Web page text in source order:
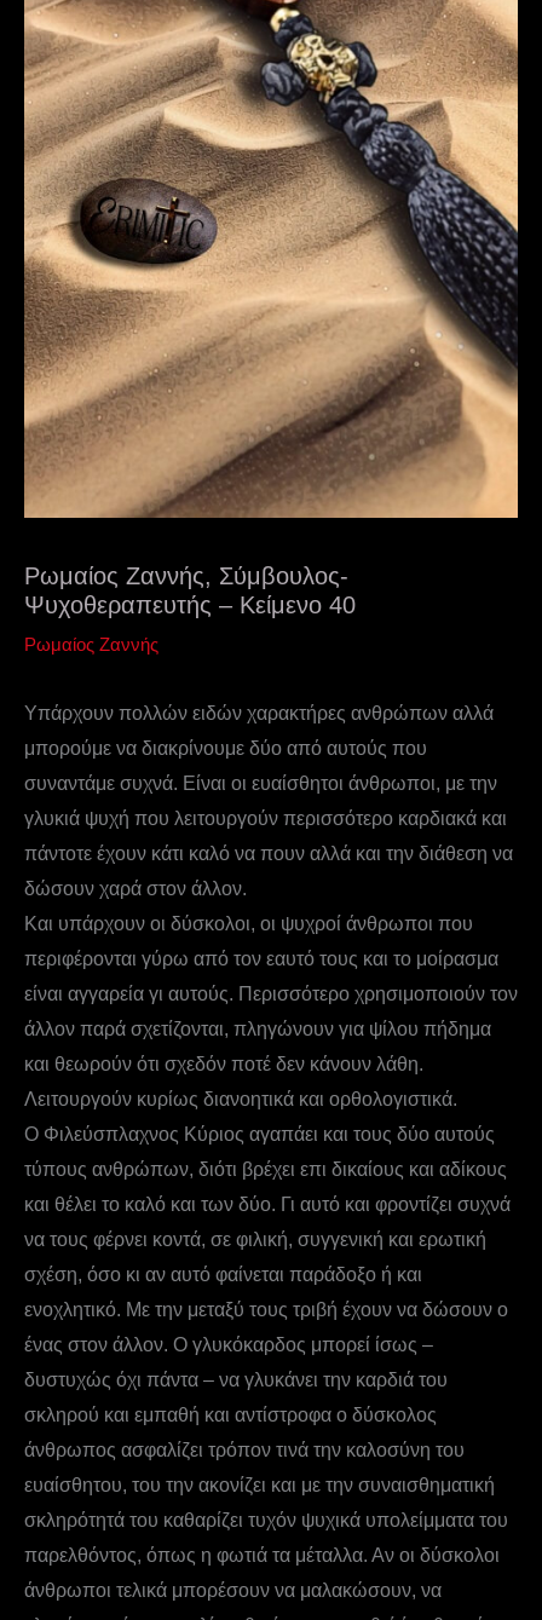
Ρωμαίος Ζαννής, Σύμβουλος-
Ψυχοθεραπευτής – Κείμενο 40
Ρωμαίος Ζαννής
Υπάρχουν πολλών ειδών χαρακτήρες ανθρώπων αλλά
μπορούμε να διακρίνουμε δύο από αυτούς που
συναντάμε συχνά. Είναι οι ευαίσθητοι άνθρωποι, με την
γλυκιά ψυχή που λειτουργούν περισσότερο καρδιακά και
πάντοτε έχουν κάτι καλό να πουν αλλά και την διάθεση να
δώσουν χαρά στον άλλον.
Και υπάρχουν οι δύσκολοι, οι ψυχροί άνθρωποι που
περιφέρονται γύρω από τον εαυτό τους και το μοίρασμα
είναι αγγαρεία γι αυτούς. Περισσότερο χρησιμοποιούν τον
άλλον παρά σχετίζονται, πληγώνουν για ψίλου πήδημα
και θεωρούν ότι σχεδόν ποτέ δεν κάνουν λάθη.
Λειτουργούν κυρίως διανοητικά και ορθολογιστικά.
Ο Φιλεύσπλαχνος Κύριος αγαπάει και τους δύο αυτούς
τύπους ανθρώπων, διότι βρέχει επι δικαίους και αδίκους
και θέλει το καλό και των δύο. Γι αυτό και φροντίζει συχνά
να τους φέρνει κοντά, σε φιλική, συγγενική και ερωτική
σχέση, όσο κι αν αυτό φαίνεται παράδοξο ή και
ενοχλητικό. Με την μεταξύ τους τριβή έχουν να δώσουν ο
ένας στον άλλον. Ο γλυκόκαρδος μπορεί ίσως –
δυστυχώς όχι πάντα – να γλυκάνει την καρδιά του
σκληρού και εμπαθή και αντίστροφα ο δύσκολος
άνθρωπος ασφαλίζει τρόπον τινά την καλοσύνη του
ευαίσθητου, του την ακονίζει και με την συναισθηματική
σκληρότητά του καθαρίζει τυχόν ψυχικά υπολείμματα του
παρελθόντος, όπως η φωτιά τα μέταλλα. Αν οι δύσκολοι
άνθρωποι τελικά μπορέσουν να μαλακώσουν, να